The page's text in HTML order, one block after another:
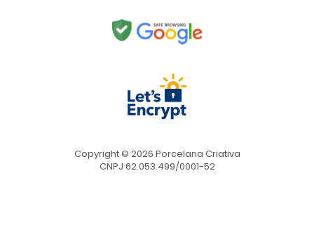
Copyright © 2026 Porcelana Criativa
CNPJ 62.053.499/0001-52